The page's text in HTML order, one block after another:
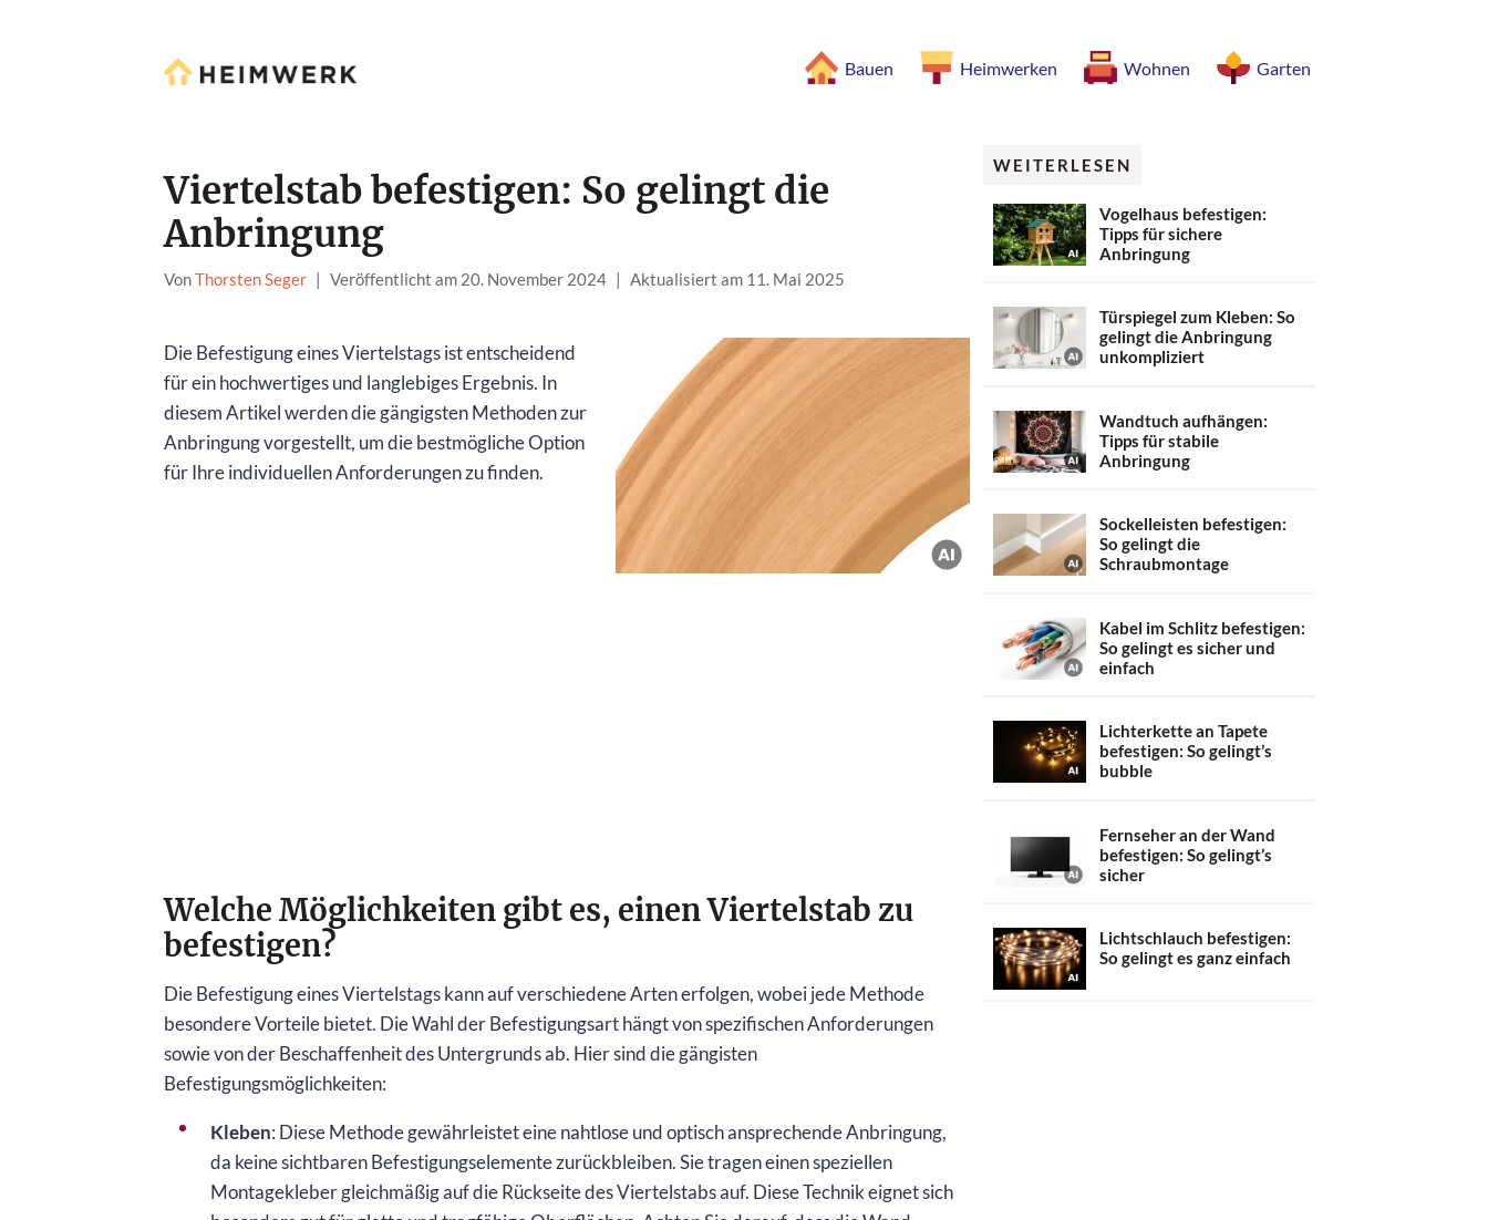
Bauen Heimwerken Wohnen Garten
Viertelstab befestigen: So gelingt die
Anbringung
VonThorsten Seger | Veröffentlicht am 20. November 2024 | Aktualisiert am 11. Mai 2025
Die Befestigung eines Viertelstags ist entscheidend
für ein hochwertiges und langlebiges Ergebnis. In
diesem Artikel werden die gängigsten Methoden zur
Anbringung vorgestellt, um die bestmögliche Option
für Ihre individuellen Anforderungen zu finden.
Welche Möglichkeiten gibt es, einen Viertelstab zu
befestigen?
Die Befestigung eines Viertelstags kann auf verschiedene Arten erfolgen, wobei jede Methode
besondere Vorteile bietet. Die Wahl der Befestigungsart hängt von spezifischen Anforderungen
sowie von der Beschaffenheit des Untergrunds ab. Hier sind die gängisten
Befestigungsmöglichkeiten:
Kleben: Diese Methode gewährleistet eine nahtlose und optisch ansprechende Anbringung,
da keine sichtbaren Befestigungselemente zurückbleiben. Sie tragen einen speziellen
Montagekleber gleichmäßig auf die Rückseite des Viertelstabs auf. Diese Technik eignet sich
WEITERLESEN
Vogelhaus befestigen:
Tipps für sichere
Anbringung
Türspiegel zum Kleben: So
gelingt die Anbringung
unkompliziert
Wandtuch aufhängen:
Tipps für stabile
Anbringung
Sockelleisten befestigen:
So gelingt die
Schraubmontage
Kabel im Schlitz befestigen:
So gelingt es sicher und
einfach
Lichterkette an Tapete
befestigen: So gelingt’s
bubble
Fernseher an der Wand
befestigen: So gelingt’s
sicher
Lichtschlauch befestigen:
So gelingt es ganz einfach